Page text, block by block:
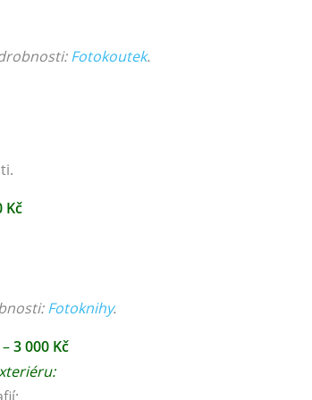
Fotokoutek.
Kč
Fotoknihy.
–3 000 Kč